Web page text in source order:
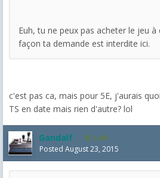
Euh, tu ne peux pas acheter le jeu
façon ta demande est interdite ici.
c'est pas ca, mais pour 5E, j'aurais
TS en date mais rien d'autre? lol
Gandalf 2,463
Posted August 23, 2015